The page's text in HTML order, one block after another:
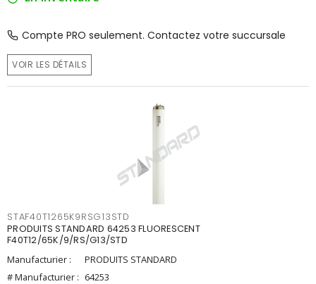
Compte PRO seulement. Contactez votre succursale
VOIR LES DÉTAILS
STAF40T1265K9RSG13STD
PRODUITS STANDARD 64253 FLUORESCENT
F40T12/65K/9/RS/G13/STD
Manufacturier :
PRODUITS STANDARD
# Manufacturier : 64253